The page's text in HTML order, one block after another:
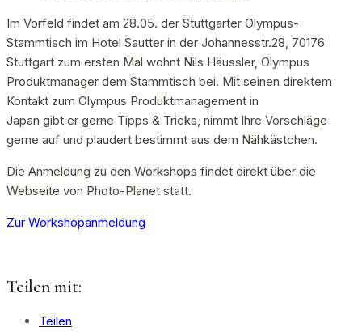
Im Vorfeld findet am 28.05. der Stuttgarter Olympus-
Stammtisch im Hotel Sautter in der Johannesstr.28, 70176
Stuttgart zum ersten Mal wohnt Nils Häussler, Olympus
Produktmanager dem Stammtisch bei. Mit seinen direktem
Kontakt zum Olympus Produktmanagement in
Japan gibt er gerne Tipps & Tricks, nimmt Ihre Vorschläge
gerne auf und plaudert bestimmt aus dem Nähkästchen.
Die Anmeldung zu den Workshops findet direkt über die
Webseite von Photo-Planet statt.
Zur Workshopanmeldung
Teilen mit:
Teilen